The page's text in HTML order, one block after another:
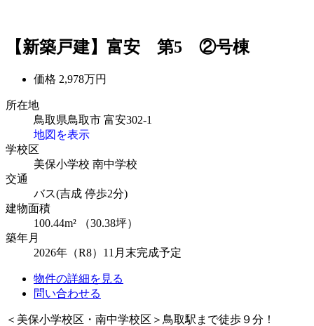
【新築戸建】富安 第5 ②号棟
価格 2,978万円
所在地
鳥取県鳥取市 富安302-1
地図を表示
学校区
美保小学校 南中学校
交通
バス(吉成 停歩2分)
建物面積
100.44m² （30.38坪）
築年月
2026年（R8）11月末完成予定
物件の詳細を見る
問い合わせる
＜美保小学校区・南中学校区＞鳥取駅まで徒歩９分！